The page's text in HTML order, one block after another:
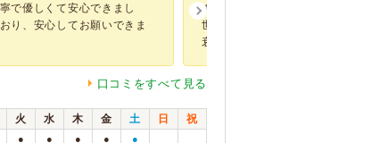
で優しくて安心できまし
り、安心してお願いできま
１９年飼っていた猫が老衰のために
世話になって以来、ずっとお世話に
衰で亡くな...
口コミをすべて見る
火 水 木 金 土 日
祝
● ● ● ● ●